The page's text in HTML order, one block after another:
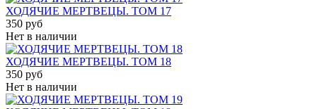
ХОДЯЧИЕ МЕРТВЕЦЫ. ТОМ 17
350 руб
Нет в наличии
ХОДЯЧИЕ МЕРТВЕЦЫ. ТОМ 18
350 руб
Нет в наличии